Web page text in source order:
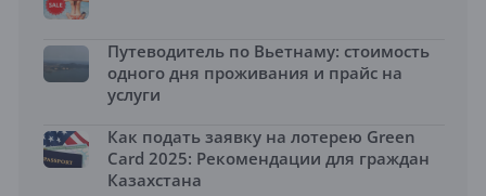
Путеводитель по Вьетнаму: стоимость
одного дня проживания и прайс на
услуги
Как подать заявку на лотерею Green
Card 2025: Рекомендации для граждан
Казахстана